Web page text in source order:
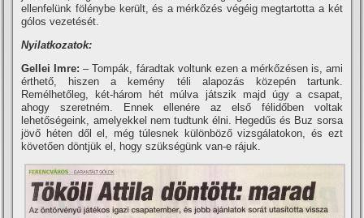
ellenfelünk fölénybe került, és a mérkőzés végéig megtartotta a két
gólos vezetését.
Nyilatkozatok:
Gellei Imre: – Tompák, fáradtak voltunk ezen a mérkőzésen is, ami
érthető, hiszen a kemény téli alapozás közepén tartunk.
Remélhetőleg, két-három hét múlva játszik majd úgy a csapat,
ahogy szeretném. Ennek ellenére az első félidőben voltak
lehetőségeink, amelyekkel nem tudtunk élni. Hegedűs és Buz sorsa
jövő héten dől el, még túlesnek különböző vizsgálatokon, és ezt
követően döntjük el, hogy szükségünk van-e rájuk.